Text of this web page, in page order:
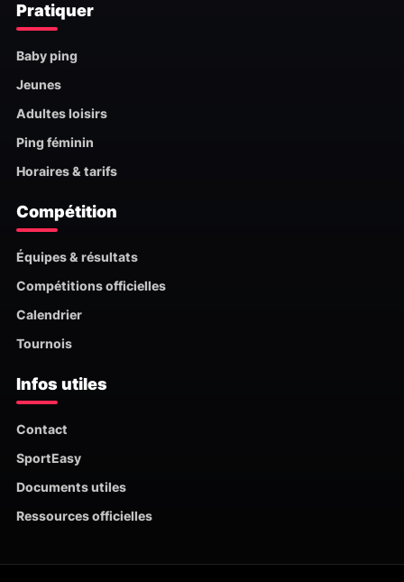
Pratiquer
Baby ping
Jeunes
Adultes loisirs
Ping féminin
Horaires & tarifs
Compétition
Équipes & résultats
Compétitions officielles
Calendrier
Tournois
Infos utiles
Contact
SportEasy
Documents utiles
Ressources officielles